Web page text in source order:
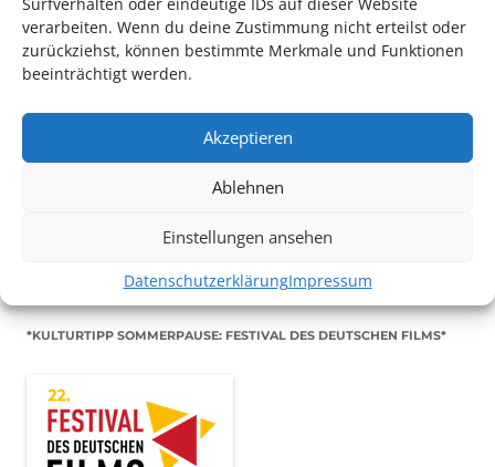
verarbeiten. Wenn du deine Zustimmung nicht erteilst oder
zurückziehst, können bestimmte Merkmale und Funktionen
beeinträchtigt werden.
Akzeptieren
Ablehnen
Einstellungen ansehen
DatenschutzerklärungImpressum
Mithilfe im Bereich Technik
. Sie haben Interesse? Dann
*KULTURTIPP SOMMERPAUSE: FESTIVAL DES DEUTSCHEN FILMS*